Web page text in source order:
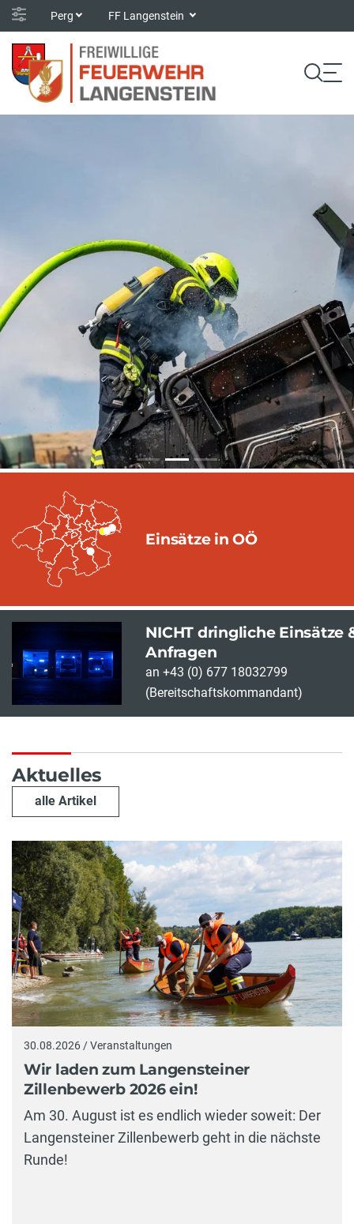
Perg FF Langenstein
Einsätze in OÖ
NICHT dringliche Einsätze
Anfragen
an +43 (0) 677 18032799
(Bereitschaftskommandant)
Aktuelles
alle Artikel
30.08.2026 / Veranstaltungen
Wir laden zum Langensteiner
Zillenbewerb 2026 ein!
Am 30. August ist es endlich wieder soweit: Der
Langensteiner Zillenbewerb geht in die nächste
Runde!